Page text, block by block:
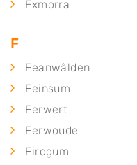
Exmorra
F
Feanwâlden
Feinsum
Ferwert
Ferwoude
Firdgum